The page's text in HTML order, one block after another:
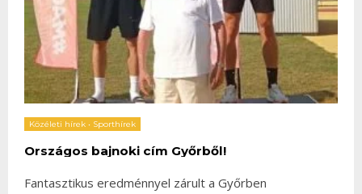
Közéleti hírek • Sporthírek
Országos bajnoki cím Győrből!
Fantasztikus eredménnyel zárult a Győrben